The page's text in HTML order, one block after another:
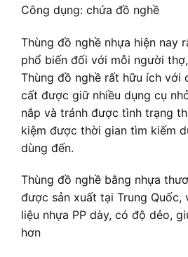
Công dụng: chứa đồ nghề
Thùng đồ nghề nhựa hiện nay
phổ biến đối với mỗi người
Thùng đồ nghề rất hữu ích với
cất được giữ nhiều dụng cụ
nắp và tránh được tình trạng
kiệm được thời gian tìm kiếm
dùng đến.
Thùng đồ nghề bằng nhựa
được sản xuất tại Trung
liệu nhựa PP dày, có độ dẻo,
hơn